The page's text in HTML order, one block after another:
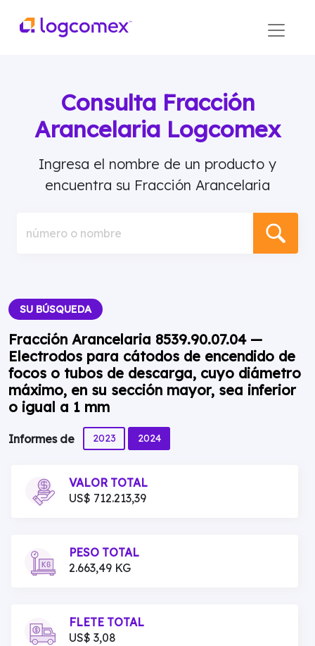
Consulta Fracción
Arancelaria Logcomex
Ingresa el nombre de un producto y
encuentra su Fracción Arancelaria
número o nombre
SU BÚSQUEDA
Fracción Arancelaria 8539.90.07.04 —
Electrodos para cátodos de encendido de
focos o tubos de descarga, cuyo diámetro
máximo, en su sección mayor, sea inferior
o igual a 1 mm
Informes de 2023 2024
VALOR TOTAL
US$ 712.213,39
PESO TOTAL
2.663,49 KG
FLETE TOTAL
US$ 3,08